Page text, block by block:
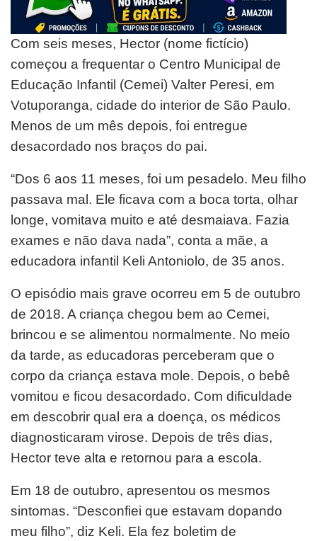
Com seis meses, Hector (nome fictício)
começou a frequentar o Centro Municipal de
Educação Infantil (Cemei) Valter Peresi, em
Votuporanga, cidade do interior de São Paulo.
Menos de um mês depois, foi entregue
desacordado nos braços do pai.
“Dos 6 aos 11 meses, foi um pesadelo. Meu filho
passava mal. Ele ficava com a boca torta, olhar
longe, vomitava muito e até desmaiava. Fazia
exames e não dava nada”, conta a mãe, a
educadora infantil Keli Antoniolo, de 35 anos.
O episódio mais grave ocorreu em 5 de outubro
de 2018. A criança chegou bem ao Cemei,
brincou e se alimentou normalmente. No meio
da tarde, as educadoras perceberam que o
corpo da criança estava mole. Depois, o bebê
vomitou e ficou desacordado. Com dificuldade
em descobrir qual era a doença, os médicos
diagnosticaram virose. Depois de três dias,
Hector teve alta e retornou para a escola.
Em 18 de outubro, apresentou os mesmos
sintomas. “Desconfiei que estavam dopando
meu filho”, diz Keli. Ela fez boletim de